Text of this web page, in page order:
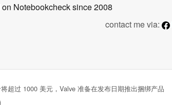
Notebookchecksince 2008
contact me via:
超过 1000 美元，Valve 准备在发布日期推出捆绑产品